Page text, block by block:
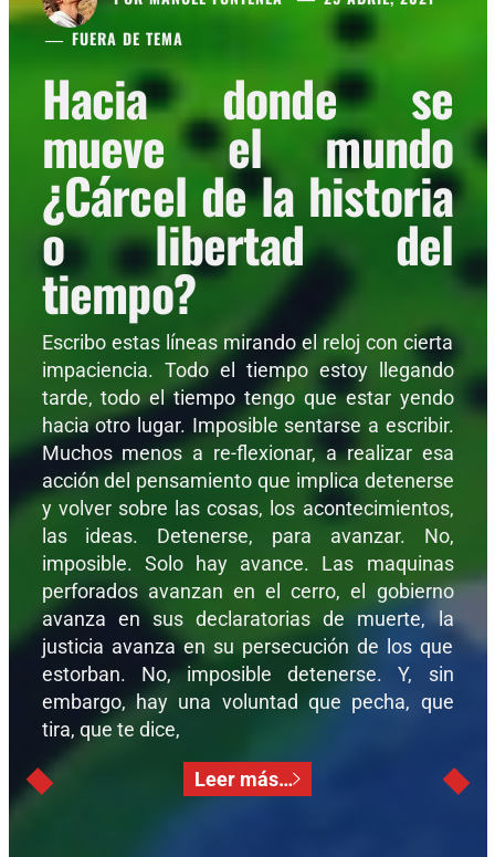
FUERA DE TEMA
Hacia donde se
mueve el mundo
¿Cárcel de la historia
o libertad del
tiempo?
Escribo estas líneas mirando el reloj con cierta
impaciencia. Todo el tiempo estoy llegando
tarde, todo el tiempo tengo que estar yendo
hacia otro lugar. Imposible sentarse a escribir.
Muchos menos a re-flexionar, a realizar esa
acción del pensamiento que implica detenerse
y volver sobre las cosas, los acontecimientos,
las ideas. Detenerse, para avanzar. No,
imposible. Solo hay avance. Las maquinas
perforados avanzan en el cerro, el gobierno
avanza en sus declaratorias de muerte, la
justicia avanza en su persecución de los que
estorban. No, imposible detenerse. Y, sin
embargo, hay una voluntad que pecha, que
tira, que te dice,
Leer más…